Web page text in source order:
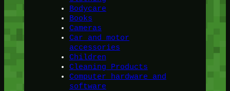
Bodycare
Books
Cameras
Car and motor
accessories
Children
Cleaning Products
Computer hardware and
software